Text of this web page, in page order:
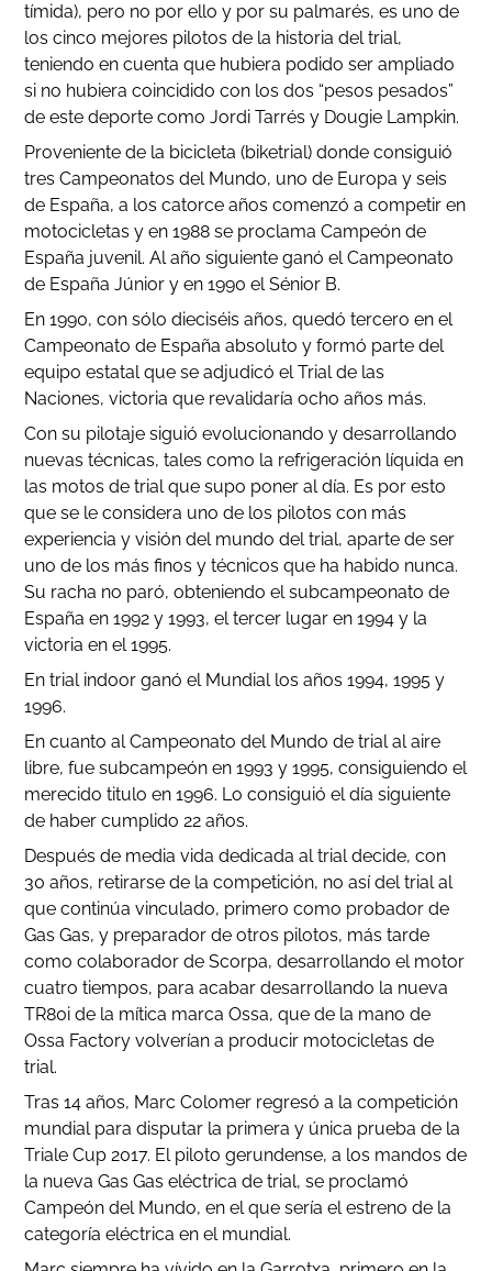
tímida), pero no por ello y por su palmarés, es uno de
los cinco mejores pilotos de la historia del trial,
teniendo en cuenta que hubiera podido ser ampliado
si no hubiera coincidido con los dos “pesos pesados”
de este deporte como Jordi Tarrés y Dougie Lampkin.
Proveniente de la bicicleta (biketrial) donde consiguió
tres Campeonatos del Mundo, uno de Europa y seis
de España, a los catorce años comenzó a competir en
motocicletas y en 1988 se proclama Campeón de
España juvenil. Al año siguiente ganó el Campeonato
de España Júnior y en 1990 el Sénior B.
En 1990, con sólo dieciséis años, quedó tercero en el
Campeonato de España absoluto y formó parte del
equipo estatal que se adjudicó el Trial de las
Naciones, victoria que revalidaría ocho años más.
Con su pilotaje siguió evolucionando y desarrollando
nuevas técnicas, tales como la refrigeración líquida en
las motos de trial que supo poner al día. Es por esto
que se le considera uno de los pilotos con más
experiencia y visión del mundo del trial, aparte de ser
uno de los más finos y técnicos que ha habido nunca.
Su racha no paró, obteniendo el subcampeonato de
España en 1992 y 1993, el tercer lugar en 1994 y la
victoria en el 1995.
En trial indoor ganó el Mundial los años 1994, 1995 y
1996.
En cuanto al Campeonato del Mundo de trial al aire
libre, fue subcampeón en 1993 y 1995, consiguiendo el
merecido titulo en 1996. Lo consiguió el día siguiente
de haber cumplido 22 años.
Después de media vida dedicada al trial decide, con
30 años, retirarse de la competición, no así del trial al
que continúa vinculado, primero como probador de
Gas Gas, y preparador de otros pilotos, más tarde
como colaborador de Scorpa, desarrollando el motor
cuatro tiempos, para acabar desarrollando la nueva
TR80i de la mítica marca Ossa, que de la mano de
Ossa Factory volverían a producir motocicletas de
trial.
Tras 14 años, Marc Colomer regresó a la competición
mundial para disputar la primera y única prueba de la
Triale Cup 2017. El piloto gerundense, a los mandos de
la nueva Gas Gas eléctrica de trial, se proclamó
Campeón del Mundo, en el que sería el estreno de la
categoría eléctrica en el mundial.